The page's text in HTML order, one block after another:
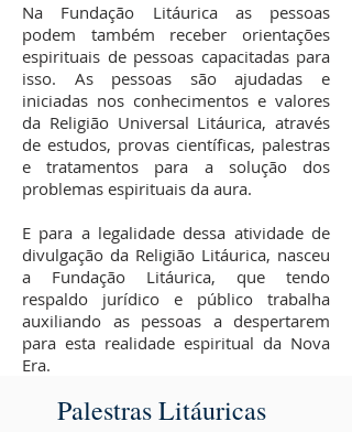
Na Fundação Litáurica as pessoas
podem também receber orientações
espirituais de pessoas capacitadas para
isso. As pessoas são ajudadas e
iniciadas nos conhecimentos e valores
da Religião Universal Litáurica, através
de estudos, provas científicas, palestras
e tratamentos para a solução dos
problemas espirituais da aura.
E para a legalidade dessa atividade de
divulgação da Religião Litáurica, nasceu
a Fundação Litáurica, que tendo
respaldo jurídico e público trabalha
auxiliando as pessoas a despertarem
para esta realidade espiritual da Nova
Era.
Palestras Litáuricas